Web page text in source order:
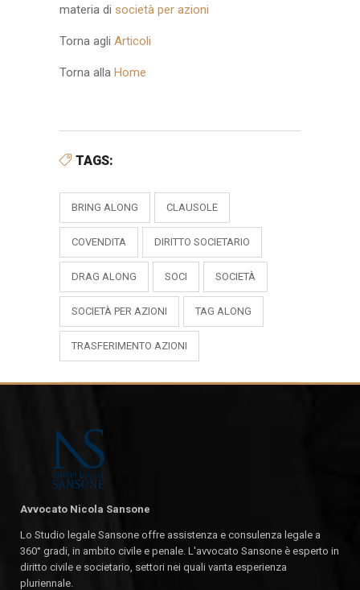
materia di società per azioni
Torna agli Articoli
Torna alla Home
TAGS:
BRING ALONG CLAUSOLE
COVENDITA DIRITTO SOCIETARIO
DRAG ALONG SOCI SOCIETÀ
SOCIETÀ PER AZIONI TAG ALONG
TRASFERIMENTO AZIONI
Avvocato Nicola Sansone
Lo Studio legale Sansone offre assistenza e consulenza legale a
360° gradi, in ambito civile e penale. L'avvocato Sansone è esperto in
diritto civile e societario, settori nei quali vanta esperienza
pluriennale.